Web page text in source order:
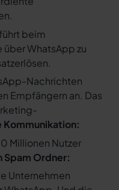
führt beim
WhatsApp zu
Nachrichten
Empfängern an. Das
Kommunikation:
Millionen Nutzer
Spam Ordner:
Unternehmen